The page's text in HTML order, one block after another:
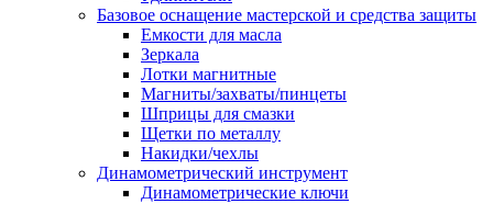
Базовое оснащение мастерской и средства защиты
Емкости для масла
Зеркала
Лотки магнитные
Магниты/захваты/пинцеты
Шприцы для смазки
Щетки по металлу
Накидки/чехлы
Динамометрический инструмент
Динамометрические ключи